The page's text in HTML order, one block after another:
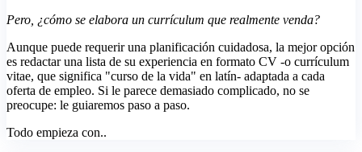
Pero, ¿cómo se elabora un currículum que realmente venda?
Aunque puede requerir una planificación cuidadosa, la mejor opción
es redactar una lista de su experiencia en formato CV -o currículum
vitae, que significa "curso de la vida" en latín- adaptada a cada
oferta de empleo. Si le parece demasiado complicado, no se
preocupe: le guiaremos paso a paso.
Todo empieza con..